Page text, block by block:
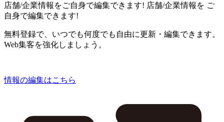
店舗/企業情報をご自身で編集できます! 店舗/企業情報を ご
自身で編集できます!
無料登録で、いつでも何度でも自由に更新・編集できます。
Web集客を強化しましょう。
情報の編集はこちら